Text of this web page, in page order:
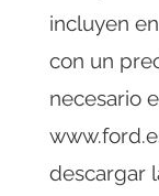
incluyen
con un
necesario
descargar